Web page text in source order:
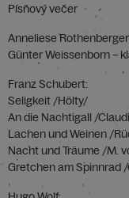
Písňový večer
Anneliese
Günter Weissenborn –
Franz Schubert:
Seligkeit /Hölty/
An die Nachtigall /
Lachen und Weinen /
Nacht und Träume /M.
Gretchen am Spinnrad